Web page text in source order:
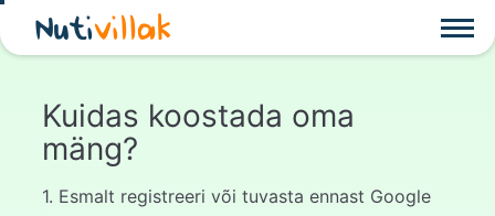
Nutivillak
Kuidas koostada oma
mäng?
1. Esmalt registreeri või tuvasta ennast Google